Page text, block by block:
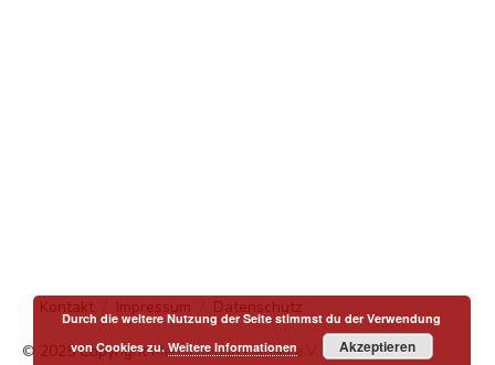
Kontakt Impressum Datenschutz
© 2025 CopyrightMenschen in Hanau e.V.
Durch die weitere Nutzung der Seite stimmst du der Verwendung
von Cookies zu.Weitere Informationen Akzeptieren